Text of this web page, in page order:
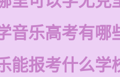
音乐高考有哪
能报考什么学